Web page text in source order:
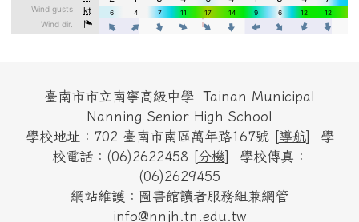
頁尾區域內容
臺南市市立南寧高級中學 Tainan Municipal
Nanning Senior High School
學校地址：702 臺南市南區萬年路167號 [導航] 學
校電話：(06)2622458 [分機] 學校傳真：
(06)2629455
網站維護：圖書館讀者服務組兼網管
info@nnjh.tn.edu.tw